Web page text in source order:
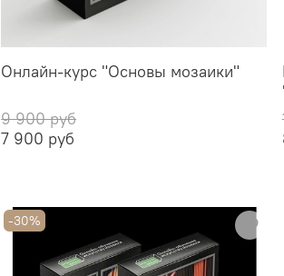
Онлайн-курс "Основы мозаики"
9 900 руб
7 900 руб
-30%